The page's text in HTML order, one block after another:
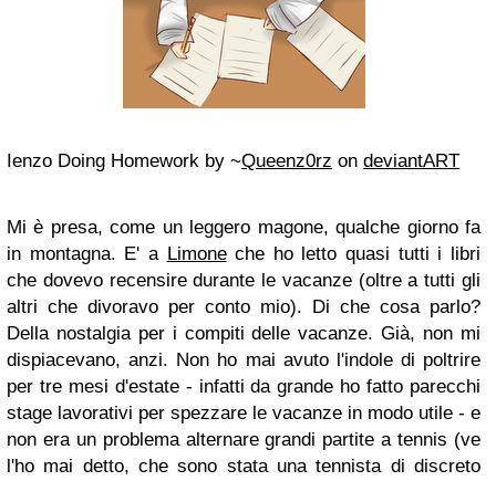
Ienzo Doing Homework by ~Queenz0rz on deviantART
Mi è presa, come un leggero magone, qualche giorno fa
in montagna. E' a Limoneche ho letto quasi tutti i libri
che dovevo recensire durante le vacanze (oltre a tutti gli
altri che divoravo per conto mio). Di che cosa parlo?
Della nostalgia per i compiti delle vacanze. Già, non mi
dispiacevano, anzi. Non ho mai avuto l'indole di poltrire
per tre mesi d'estate - infatti da grande ho fatto parecchi
stage lavorativi per spezzare le vacanze in modo utile - e
non era un problema alternare grandi partite a tennis (ve
l'ho mai detto, che sono stata una tennista di discreto